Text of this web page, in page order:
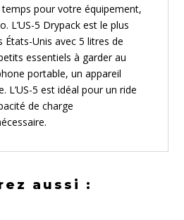
pour votre équipement,
L’US-5 Drypack est le plus
États-Unis avec 5 litres de
essentiels à garder au
portable, un appareil
L’US-5 est idéal pour un ride
de charge
aussi :